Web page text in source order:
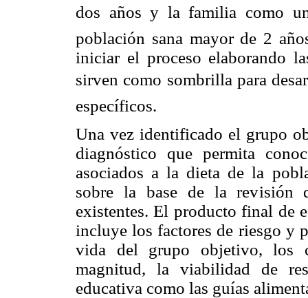
dos años y la familia como un
población sana mayor de 2
iniciar el proceso elaborando
sirven como sombrilla para
específicos.
Una vez identificado el grupo
diagnóstico que permita
asociados a la dieta de la
sobre la base de la revisión
existentes. El producto final de
incluye los factores de riesgo y
vida del grupo objetivo, los
magnitud, la viabilidad de
educativa como las guías